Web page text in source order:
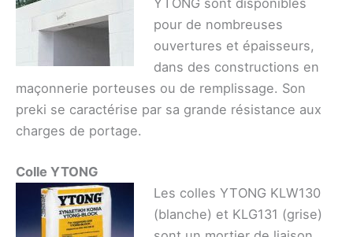
pour de nombreuses
ouvertures et épaisseurs,
dans des constructions en
maçonnerie porteuses ou de remplissage. Son
preki se caractérise par sa grande résistance aux
charges de portage.
Colle YTONG
Les colles YTONG KLW130
(blanche) et KLG131 (grise)